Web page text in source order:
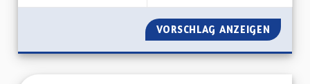
VORSCHLAG ANZEIGEN